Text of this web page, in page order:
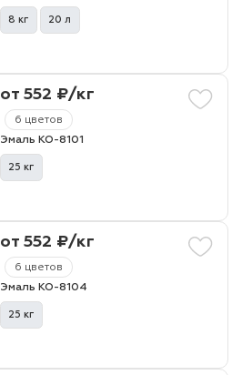
8 кг 20 л
6 цветов
от 552 ₽/кг
Эмаль КО-8101
25 кг
6 цветов
от 552 ₽/кг
Эмаль КО-8104
25 кг